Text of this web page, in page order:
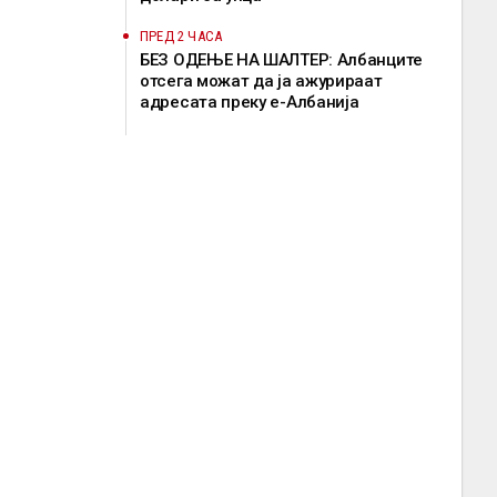
ПРЕД 2 ЧАСА
БЕЗ ОДЕЊЕ НА ШАЛТЕР: Албанците
отсега можат да ја ажурираат
адресата преку е-Албанија